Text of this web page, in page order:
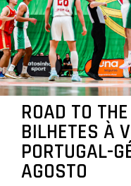
ROAD TO
BILHETES À
PORTUGAL-
AGOSTO